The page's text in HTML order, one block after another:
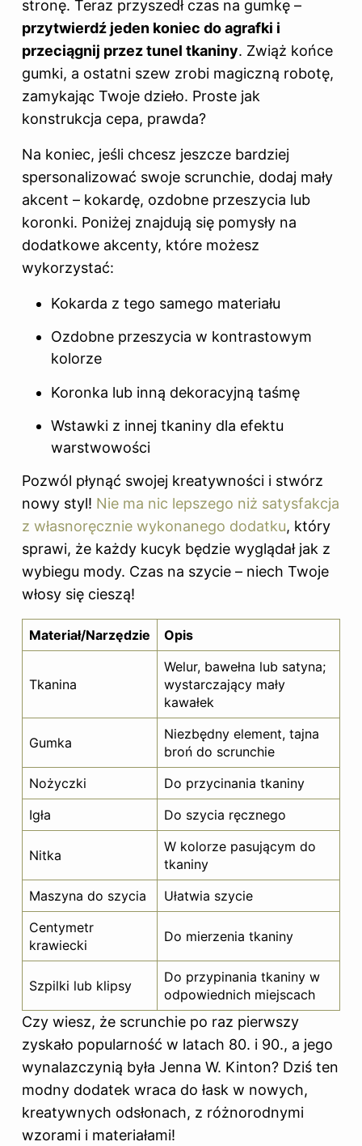
stronę. Teraz przyszedł czas na gumkę –
przytwierdź jeden koniec do agrafki i
przeciągnij przez tunel tkaniny. Zwiąż końce
gumki, a ostatni szew zrobi magiczną robotę,
zamykając Twoje dzieło. Proste jak
konstrukcja cepa, prawda?
Na koniec, jeśli chcesz jeszcze bardziej
spersonalizować swoje scrunchie, dodaj mały
akcent – kokardę, ozdobne przeszycia lub
koronki. Poniżej znajdują się pomysły na
dodatkowe akcenty, które możesz
wykorzystać:
Kokarda z tego samego materiału
Ozdobne przeszycia w kontrastowym
kolorze
Koronka lub inną dekoracyjną taśmę
Wstawki z innej tkaniny dla efektu
warstwowości
Pozwól płynąć swojej kreatywności i stwórz
nowy styl! Nie ma nic lepszego niż satysfakcja
z własnoręcznie wykonanego dodatku, który
sprawi, że każdy kucyk będzie wyglądał jak z
wybiegu mody. Czas na szycie – niech Twoje
włosy się cieszą!
Materiał/Narzędzie Opis
Tkanina
Welur, bawełna lub satyna;
wystarczający mały
kawałek
Gumka
Niezbędny element, tajna
broń do scrunchie
Nożyczki
Do przycinania tkaniny
Igła
Do szycia ręcznego
Nitka
W kolorze pasującym do
tkaniny
Maszyna do szycia
Ułatwia szycie
Centymetr
krawiecki
Do mierzenia tkaniny
Szpilki lub klipsy
Do przypinania tkaniny w
odpowiednich miejscach
Czy wiesz, że scrunchie po raz pierwszy
zyskało popularność w latach 80. i 90., a jego
wynalazczynią była Jenna W. Kinton? Dziś ten
modny dodatek wraca do łask w nowych,
kreatywnych odsłonach, z różnorodnymi
wzorami i materiałami!